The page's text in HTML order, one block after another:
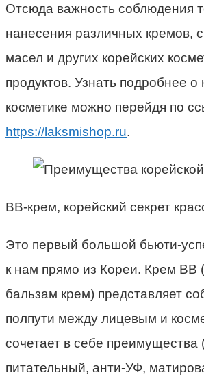
Отсюда важность соблюдения
нанесения различных кремов,
масел и других корейских
продуктов. Узнать подробнее о
косметике можно перейдя по
https://laksmishop.ru.
BB-крем, корейский секрет
Это первый большой бьюти-
к нам прямо из Кореи. Крем BB
бальзам крем) представляет
полпути между лицевым и
сочетает в себе
питательный, анти-УФ,